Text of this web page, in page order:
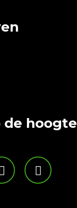
de hoogte